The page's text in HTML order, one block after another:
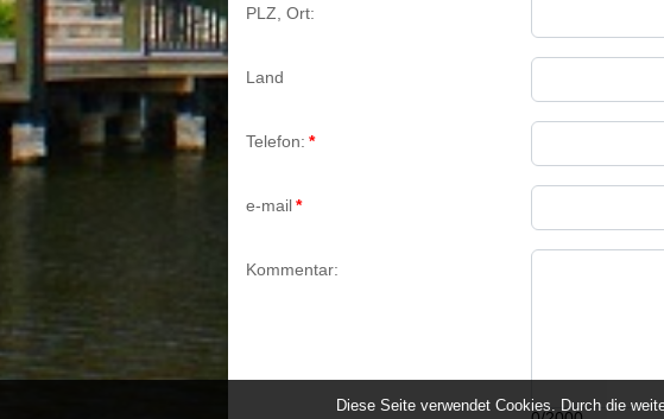
PLZ, Ort:
Land
Telefon: *
e-mail*
Kommentar:
Diese Seite verwendet Cookies. Durch die